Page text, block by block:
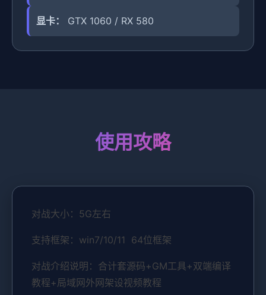
显卡： GTX 1060 / RX 580
使用攻略
对战大小：5G左右
支持框架：win7/10/11 64位框架
对战介绍说明：合计套源码+GM工具+双端编译
教程+局域网外网架设视频教程